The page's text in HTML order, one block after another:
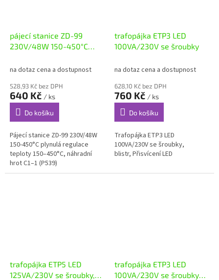
pájecí stanice ZD-99
230V/48W 150-450°C
na dotaz cena a dostupnost
528,93 Kč bez DPH
640 Kč / ks
Do košíku
Pájecí stanice ZD-99 230V/48W
150-450°C plynulá regulace
teploty 150–450°C, náhradní
hrot C1–1 (P539)
trafopájka ETP3 LED
100VA/230V se šroubky
na dotaz cena a dostupnost
628,10 Kč bez DPH
760 Kč / ks
Do košíku
Trafopájka ETP3 LED
100VA/230V se šroubky,
blistr, Přisvícení LED
trafopájka ETP5 LED
125VA/230V se šroubky,
trafopájka ETP3 LED
100VA/230V se šroubky